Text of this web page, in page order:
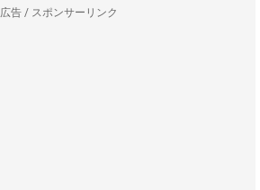
広告 / スポンサーリンク